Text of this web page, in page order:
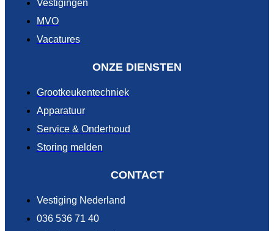
Vestigingen
MVO
Vacatures
ONZE DIENSTEN
Grootkeukentechniek
Apparatuur
Service & Onderhoud
Storing melden
CONTACT
Vestiging Nederland
036 536 71 40